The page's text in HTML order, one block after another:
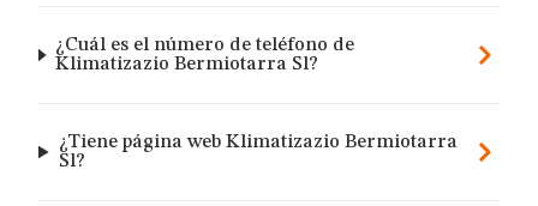
¿Cuál es el número de teléfono de
Klimatizazio Bermiotarra Sl?
¿Tiene página web Klimatizazio Bermiotarra
Sl?